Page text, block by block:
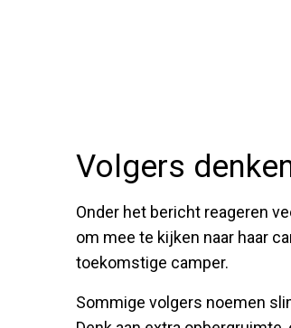
Volgers
Onder het bericht reageren
om mee te kijken naar haar
toekomstige camper.
Sommige volgers noemen